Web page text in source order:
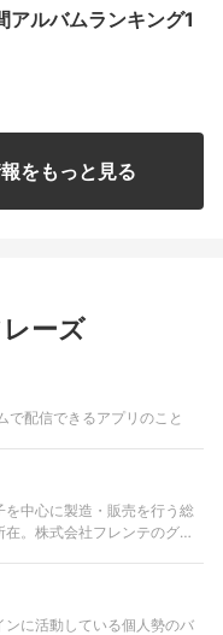
アルバムランキング1
をもっと見る
ーズ
配信できるアプリのこと
中心に製造・販売を行う総
。株式会社フレンテのグル
に活動している個人勢のバ